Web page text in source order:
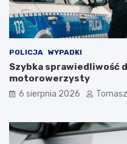
POLICJA WYPADKI
Szybka sprawiedliwość
motorowerzysty
6 sierpnia 2026